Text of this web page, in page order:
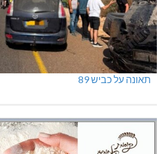
תאונה על כביש 89